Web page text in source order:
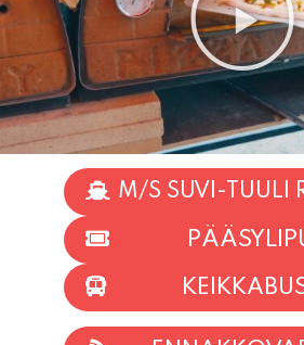
M/S SUVI-TUULI